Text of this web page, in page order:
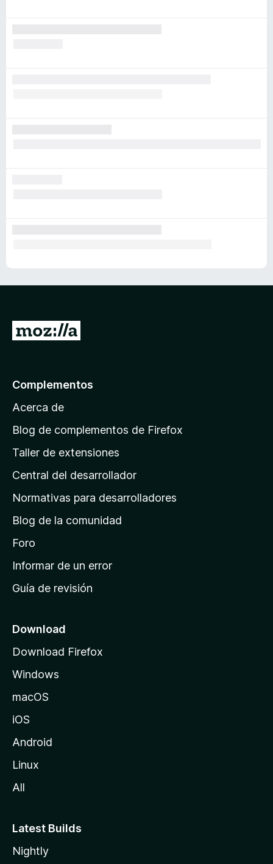
p
á
n
a
e
i
n
c
o
e
M
i
l
Complementos
Acerca de
Blog de complementos de Firefox
Taller de extensiones
Central del desarrollador
Normativas para desarrolladores
Blog de la comunidad
Foro
Informar de un error
Guía de revisión
Download
Download Firefox
Windows
macOS
iOS
Android
Linux
All
Latest Builds
Nightly